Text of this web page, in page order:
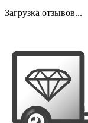
Загрузка отзывов...